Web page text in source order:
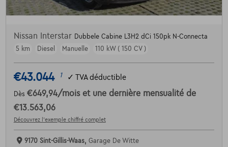
Nissan Interstar Dubbele Cabine L3H2 dCi 150pk N-Connecta
5 km
Diesel Manuelle 110 kW ( 150 CV )
€43.044 1 ✓ TVA déductible
Dès €649,94/mois et une dernière mensualité de
€13.563,06
Découvrez l’exemple chiffré complet
9170 Sint-Gillis-Waas, Garage De Witte